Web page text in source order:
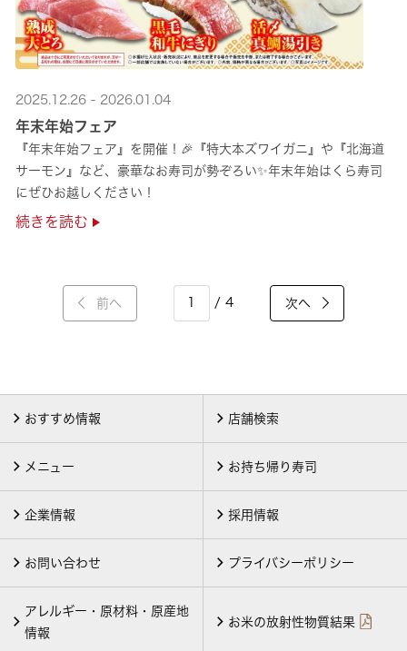
2025.12.26 - 2026.01.04
年末年始フェア
『年末年始フェア』を開催！🎉『特大本ズワイガニ』や『北海道
サーモン』など、豪華なお寿司が勢ぞろい✨年末年始はくら寿司
にぜひお越しください！
続きを読む
前へ / 4 次へ
おすすめ情報 店舗検索
メニュー お持ち帰り寿司
企業情報 採用情報
お問い合わせ プライバシーポリシー
アレルギー・原材料・原産地
情報
お米の放射性物質結果